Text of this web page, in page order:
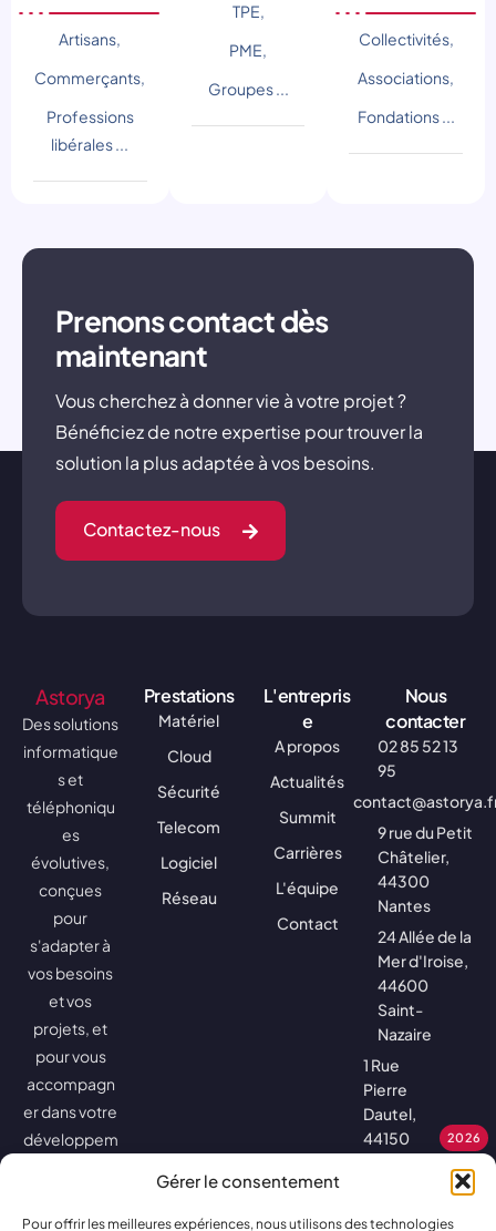
Gérer le consentement
Pour offrir les meilleures expériences, nous utilisons des technologies
Artisans,
Commerçants,
Professions
libérales ...
TPE,
PME,
Groupes ...
Collectivités,
Associations,
Fondations ...
Prenons contact dès
maintenant
Vous cherchez à donner vie à votre projet ?
Bénéficiez de notre expertise pour trouver la
solution la plus adaptée à vos besoins.
Contactez-nous
Astorya
Des solutions
informatique
s et
téléphoniqu
es
évolutives,
conçues
pour
s'adapter à
vos besoins
et vos
projets, et
pour vous
accompagn
er dans votre
développem
Prestations
Matériel
Cloud
Sécurité
Telecom
Logiciel
Réseau
L'entrepris
e
A propos
Actualités
Summit
Carrières
L'équipe
Contact
Nous
contacter
02 85 52 13
95
9 rue du Petit
Châtelier,
44300
Nantes
24 Allée de la
Mer d'Iroise,
44600
Saint-
Nazaire
1 Rue
Pierre
Dautel,
44150
2026